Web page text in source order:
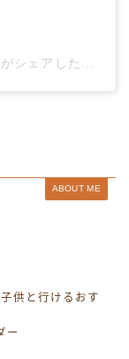
ABOUT ME
供と行けるおす
ー